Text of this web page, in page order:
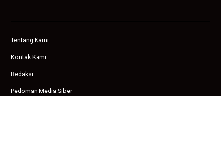
Tentang Kami
Kontak Kami
Redaksi
Pedoman Media Siber